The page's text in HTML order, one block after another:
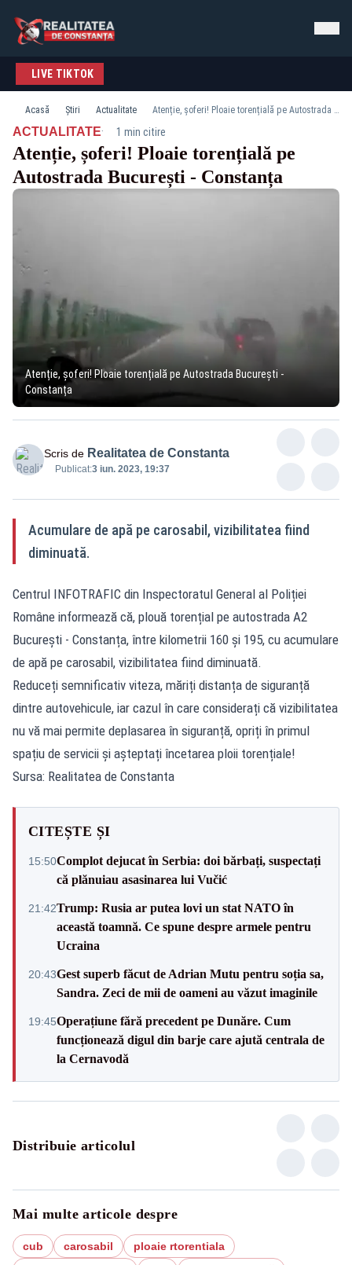
LIVE TIKTOK
Acasă Știri Actualitate Atenție, șoferi! Ploaie torențială pe Autostrada București - Constanța
ACTUALITATE· 1 min citire
Atenție, șoferi! Ploaie torențială pe
Autostrada București - Constanța
Atenție, șoferi! Ploaie torențială pe Autostrada București -
Constanța
Scris de Realitatea de Constanta
Publicat:3 iun. 2023, 19:37
Acumulare de apă pe carosabil, vizibilitatea fiind
diminuată.
Centrul INFOTRAFIC din Inspectoratul General al Poliției
Române informează că, plouă torențial pe autostrada A2
București - Constanța, între kilometrii 160 și 195, cu acumulare
de apă pe carosabil, vizibilitatea fiind diminuată.
Reduceți semnificativ viteza, măriți distanța de siguranță
dintre autovehicule, iar cazul în care considerați că vizibilitatea
nu vă mai permite deplasarea în siguranță, opriți în primul
spațiu de servicii și așteptați încetarea ploii torențiale!
Sursa: Realitatea de Constanta
CITEȘTE ȘI
15:50Complot dejucat în Serbia: doi bărbați, suspectați
că plănuiau asasinarea lui Vučić
21:42Trump: Rusia ar putea lovi un stat NATO în
această toamnă. Ce spune despre armele pentru
Ucraina
20:43Gest superb făcut de Adrian Mutu pentru soția sa,
Sandra. Zeci de mii de oameni au văzut imaginile
19:45Operațiune fără precedent pe Dunăre. Cum
funcționează digul din barje care ajută centrala de
la Cernavodă
Distribuie articolul
Mai multe articole despre
cub carosabil
ploaie rtorentiala